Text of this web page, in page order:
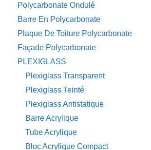
Polycarbonate Ondulé
Barre En Polycarbonate
Plaque De Toiture Polycarbonate
Façade Polycarbonate
PLEXIGLASS
Plexiglass Transparent
Plexiglass Teinté
Plexiglass Antistatique
Barre Acrylique
Tube Acrylique
Bloc Acrylique Compact